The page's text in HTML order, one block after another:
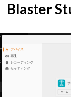
Blaster